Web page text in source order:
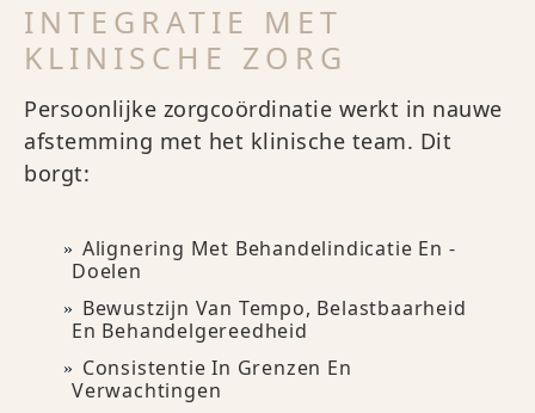
INTEGRATIE MET
KLINISCHE ZORG
Persoonlijke zorgcoördinatie werkt in nauwe
afstemming met het klinische team. Dit
borgt:
Alignering Met Behandelindicatie En -
Doelen
Bewustzijn Van Tempo, Belastbaarheid
En Behandelgereedheid
Consistentie In Grenzen En
Verwachtingen